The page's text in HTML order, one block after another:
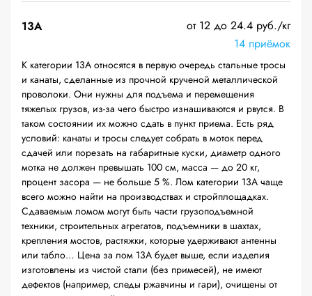
13А
от 12 до 24.4 руб./кг
14 приёмок
К категории 13А относятся в первую очередь стальные тросы
и канаты, сделанные из прочной крученой металлической
проволоки. Они нужны для подъема и перемещения
тяжелых грузов, из-за чего быстро изнашиваются и рвутся. В
таком состоянии их можно сдать в пункт приема. Есть ряд
условий: канаты и тросы следует собрать в моток перед
сдачей или порезать на габаритные куски, диаметр одного
мотка не должен превышать 100 см, масса — до 20 кг,
процент засора — не больше 5 %. Лом категории 13А чаще
всего можно найти на производствах и стройплощадках.
Сдаваемым ломом могут быть части грузоподъемной
техники, строительных агрегатов, подъемники в шахтах,
крепления мостов, растяжки, которые удерживают антенны
или табло… Цена за лом 13А будет выше, если изделия
изготовлены из чистой стали (без примесей), не имеют
дефектов (например, следы ржавчины и гари), очищены от